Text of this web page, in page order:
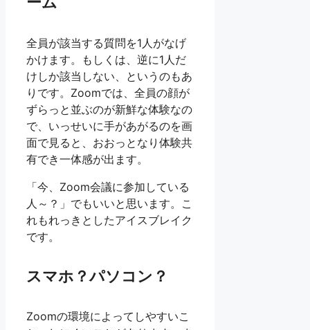
全員が該当する質問を1人がなげ
かけます。もしくは、逆に1人だ
けしか該当しない、というのもあ
りです。Zoomでは、全員の顔が
ずらっと並ぶのが新鮮な体験なの
で、いっせいに手があがるのを画
面で見ると、おおっとなり体験共
有でき一体感が出ます。
「今、Zoom会議に参加している
人～？」でもいいと思います。こ
れもれっきとしたアイスブレイク
です。
スマホ？パソコン？
Zoomの環境によってしやすいこ